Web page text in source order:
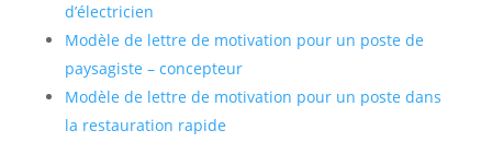
d’électricien
Modèle de lettre de motivation pour un poste de
paysagiste – concepteur
Modèle de lettre de motivation pour un poste dans
la restauration rapide